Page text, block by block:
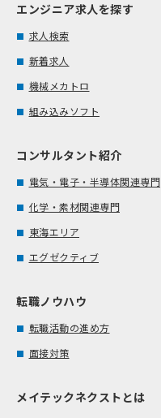
エンジニア求人を探す
求人検索
新着求人
機械メカトロ
組み込みソフト
コンサルタント紹介
電気・電子・半導体関連専門
化学・素材関連専門
東海エリア
エグゼクティブ
転職ノウハウ
転職活動の進め方
面接対策
メイテックネクストとは